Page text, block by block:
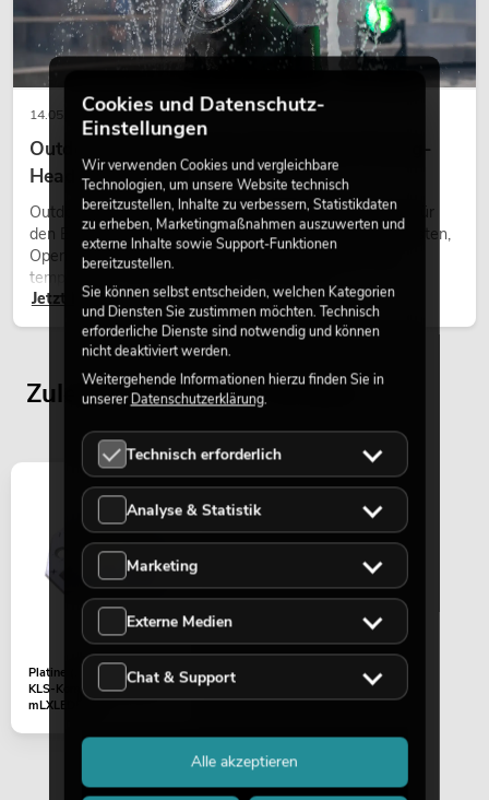
EUROLITE LED KLS Laser Bar FX-
Lichtset
No. 51741090
Bestand reicht ca. 12 Wo.
379,00 € 318,49€
EUROLITE LED KLS Laser Bar FX-
Lichtset ws
No. 51741096
Bestand reicht ca. 12 Wo.
399,00 € 335,29€
14.05.2026
Outdoor Moving-Heads: Wetterfeste Moving-
Heads bei Events
Outdoor Moving-Heads sind bewegliche Scheinwerfer für
den Einsatz im Freien. Sie werden bei Festivals, Stadtfesten,
Open-Air-Konzerten, Architekturinszenierungen und
temporären Außeninstallationen eingesetzt.
Jetzt lesen
Zuletzt angesehene Artikel
Platine (LED) 1W LED
KLS-Kombo Laser (CRT-
mLXLED508)
Cookies und Datenschutz-
Einstellungen
Wir verwenden Cookies und vergleichbare
Technologien, um unsere Website technisch
bereitzustellen, Inhalte zu verbessern, Statistikdaten
zu erheben, Marketingmaßnahmen auszuwerten und
externe Inhalte sowie Support-Funktionen
bereitzustellen.
Sie können selbst entscheiden, welchen Kategorien
und Diensten Sie zustimmen möchten. Technisch
erforderliche Dienste sind notwendig und können
nicht deaktiviert werden.
Weitergehende Informationen hierzu finden Sie in
unsererDatenschutzerklärung.
Technisch erforderlich
Analyse & Statistik
Marketing
Externe Medien
Chat & Support
Alle akzeptieren